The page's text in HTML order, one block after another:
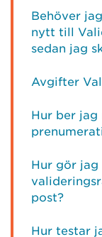
Behöver
nytt till
sedan jag
Avgifter
Hur ber
Hur gör
post?
Hur testar